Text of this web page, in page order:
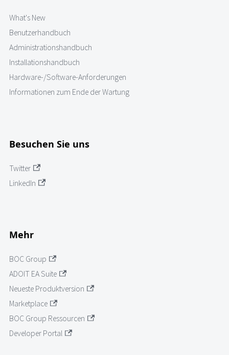
What's New
Benutzerhandbuch
Administrationshandbuch
Installationshandbuch
Hardware-/Software-Anforderungen
Informationen zum Ende der Wartung
Besuchen Sie uns
Twitter
LinkedIn
Mehr
BOC Group
ADOIT EA Suite
Neueste Produktversion
Marketplace
BOC Group Ressourcen
Developer Portal